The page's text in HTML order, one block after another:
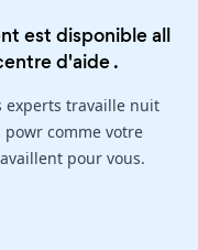
est disponible all
d'aide.
experts travaille nuit
comme votre
pour vous.